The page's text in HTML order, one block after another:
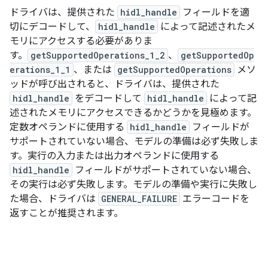
ドライバは、提供された hidl_handle
フィールドを適
切にデコードして、
hidl_handle
によって記述されたメ
モリにアクセスする必要がありま
す。
getSupportedOperations_1_2 、
getSupportedOp
erations_1_1 、または getSupportedOperations メソ
ッドが呼び出されると、ドライバは、提供された
hidl_handle をデコードして hidl_handle
によって記
述されたメモリにアクセスできるかどうかを見極めます。
定数オペランドに使用する
hidl_handle
フィールドが
サポートされていない場合、モデルの準備は必ず失敗しま
す。実行の入力または出力オペランドに使用する
hidl_handle
フィールドがサポートされていない場合、
その実行は必ず失敗します。モデルの準備や実行に失敗し
た場合、ドライバは GENERAL_FAILURE エラーコードを
返すことが推奨されます。